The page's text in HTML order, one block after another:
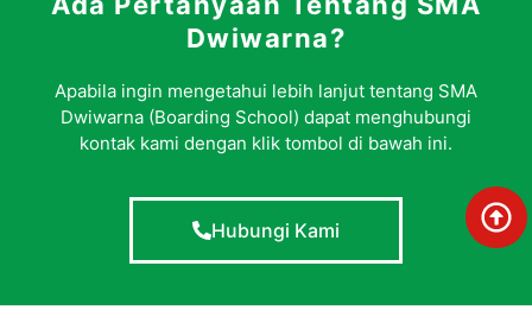
Dwiwarna?
Apabila ingin mengetahui lebih lanjut tentang SMA
Dwiwarna (Boarding School) dapat menghubungi
kontak kami dengan klik tombol di bawah ini.
Hubungi Kami